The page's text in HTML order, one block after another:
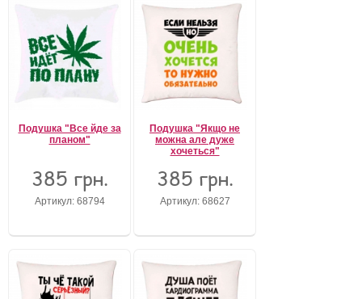
Подушка "Все йде за
планом"
385 грн.
Артикул: 68794
Подушка "Якщо не
можна але дуже
хочеться"
385 грн.
Артикул: 68627